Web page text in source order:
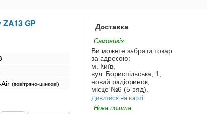
GP
(повітряно-цинкові)
Доставка
Самовивіз:
Ви можете забрати товар
за адресою:
м. Київ,
вул. Бориспільська, 1,
новий радіоринок,
місце №6 (5 ряд).
Дивитися на карті.
Нова пошта